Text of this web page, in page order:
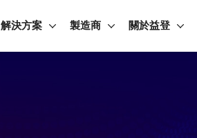
解決方案 製造商 關於益登